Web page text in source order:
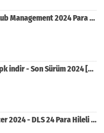
FCM 24 - Football Club Management 2024 Para Hileli MOD APK indir [v1.0.4]
Selçuk Sports HD Apk indir - Son Sürüm 2024 [2.0.1.9]
Dream League Soccer 2024 - DLS 24 Para Hileli MOD APK indir [v11.050]